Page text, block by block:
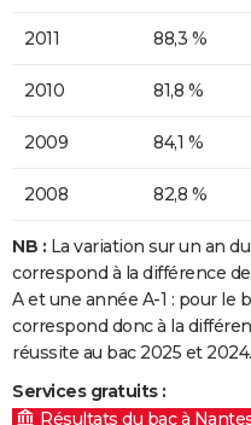
2011 88,3 %
2010 81,8 %
2009 84,1 %
2008 82,8 %
NB : La variation sur un an
correspond à la différence
A et une année A-1 : pour le
correspond donc à la
réussite au bac 2025 et 2024.
Services gratuits :
Résultats du bac à